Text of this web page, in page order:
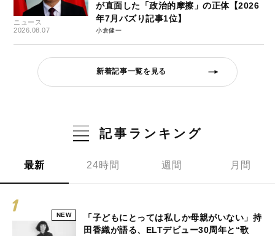
ニュース
2026.08.07
が直面した「政治的摩擦」の正体【2026
年7月バズり記事1位】
小倉健一
新着記事一覧を見る
記事ランキング
最新 24時間 週間 月間
NEW
「子どもにとっては私しか母親がいない」持
田香織が語る、ELTデビュー30周年と“歌